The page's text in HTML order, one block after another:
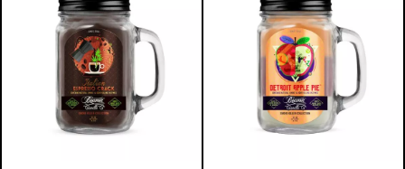
החל מ- ₪40
גודל:
s
l
הוסף לעגלה
Ball
החל מ- ₪40
גודל:
s
l
הוסף לעגלה